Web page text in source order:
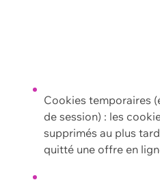
Cookies temporaires
de session) : les
supprimés au plus
quitté une offre en